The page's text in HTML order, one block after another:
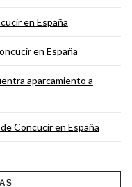
en España
en España
aparcamiento a
Concucir en España